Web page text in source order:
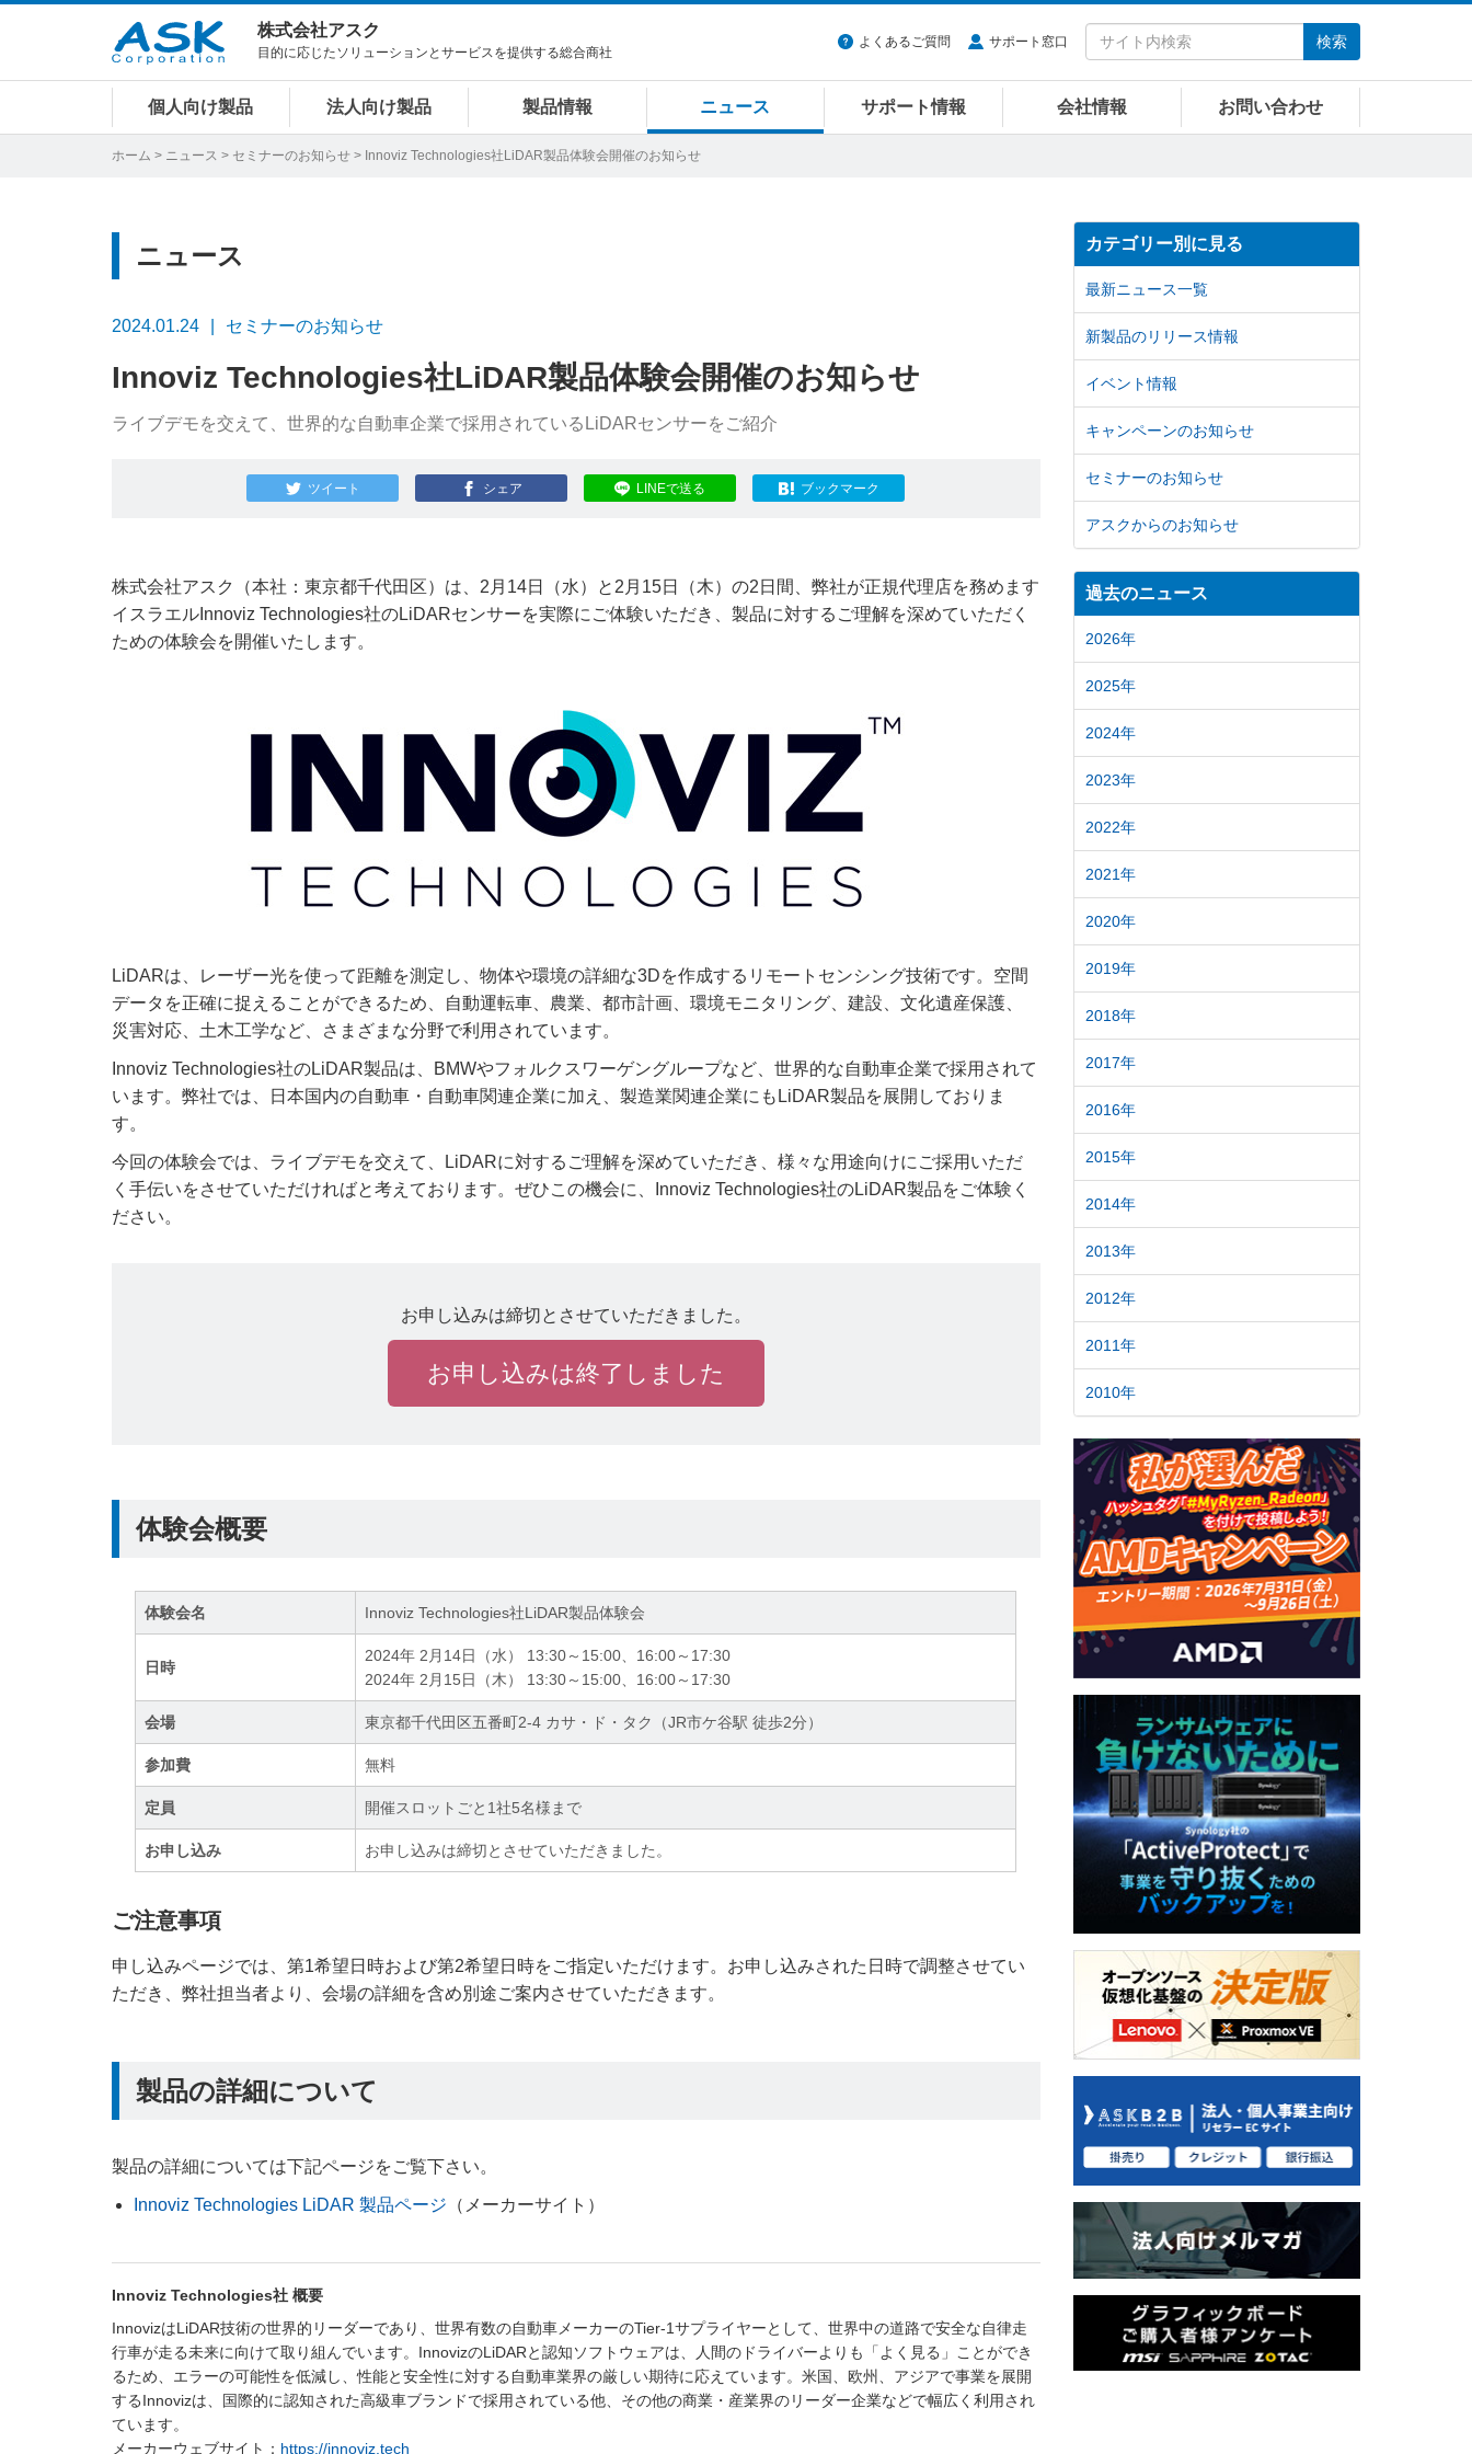
株式会社アスク
目的に応じたソリューションとサービスを提供する総合商社
よくあるご質問 サポート窓口 検索
個人向け製品 法人向け製品 製品情報 ニュース サポート情報 会社情報 お問い合わせ
ホーム > ニュース > セミナーのお知らせ > Innoviz Technologies社LiDAR製品体験会開催のお知らせ
ニュース
2024.01.24 セミナーのお知らせ
Innoviz Technologies社LiDAR製品体験会開催のお知らせ
ライブデモを交えて、世界的な自動車企業で採用されているLiDARセンサーをご紹介
ツイート シェア LINEで送る ブックマーク
株式会社アスク（本社：東京都千代田区）は、2月14日（水）と2月15日（木）の2日間、弊社が正規代理店を務めます
イスラエルInnoviz Technologies社のLiDARセンサーを実際にご体験いただき、製品に対するご理解を深めていただく
ための体験会を開催いたします。
LiDARは、レーザー光を使って距離を測定し、物体や環境の詳細な3Dを作成するリモートセンシング技術です。空間
データを正確に捉えることができるため、自動運転車、農業、都市計画、環境モニタリング、建設、文化遺産保護、
災害対応、土木工学など、さまざまな分野で利用されています。
Innoviz Technologies社のLiDAR製品は、BMWやフォルクスワーゲングループなど、世界的な自動車企業で採用されて
います。弊社では、日本国内の自動車・自動車関連企業に加え、製造業関連企業にもLiDAR製品を展開しておりま
す。
今回の体験会では、ライブデモを交えて、LiDARに対するご理解を深めていただき、様々な用途向けにご採用いただ
く手伝いをさせていただければと考えております。ぜひこの機会に、Innoviz Technologies社のLiDAR製品をご体験く
ださい。
お申し込みは締切とさせていただきました。
お申し込みは終了しました
体験会概要
体験会名 Innoviz Technologies社LiDAR製品体験会
日時
2024年 2月14日（水） 13:30～15:00、16:00～17:30
2024年 2月15日（木） 13:30～15:00、16:00～17:30
会場 東京都千代田区五番町2-4 カサ・ド・タク（JR市ケ谷駅 徒歩2分）
参加費 無料
定員 開催スロットごと1社5名様まで
お申し込み お申し込みは締切とさせていただきました。
ご注意事項
申し込みページでは、第1希望日時および第2希望日時をご指定いただけます。お申し込みされた日時で調整させてい
ただき、弊社担当者より、会場の詳細を含め別途ご案内させていただきます。
製品の詳細について
製品の詳細については下記ページをご覧下さい。
Innoviz Technologies LiDAR 製品ページ （メーカーサイト）
Innoviz Technologies社 概要
InnovizはLiDAR技術の世界的リーダーであり、世界有数の自動車メーカーのTier-1サプライヤーとして、世界中の道路で安全な自律走
行車が走る未来に向けて取り組んでいます。InnovizのLiDARと認知ソフトウェアは、人間のドライバーよりも「よく見る」ことができ
るため、エラーの可能性を低減し、性能と安全性に対する自動車業界の厳しい期待に応えています。米国、欧州、アジアで事業を展開
するInnovizは、国際的に認知された高級車ブランドで採用されている他、その他の商業・産業界のリーダー企業などで幅広く利用され
ています。
メーカーウェブサイト： https://innoviz.tech
カテゴリー別に見る
最新ニュース一覧
新製品のリリース情報
イベント情報
キャンペーンのお知らせ
セミナーのお知らせ
アスクからのお知らせ
過去のニュース
2026年
2025年
2024年
2023年
2022年
2021年
2020年
2019年
2018年
2017年
2016年
2015年
2014年
2013年
2012年
2011年
2010年